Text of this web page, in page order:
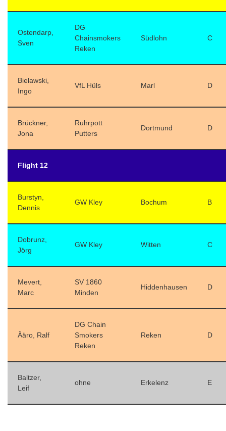
Ostendarp,
Sven
DG
Chainsmokers
Reken
Südlohn C
Bielawski,
Ingo
VfL Hüls Marl D
Brückner,
Jona
Ruhrpott
Putters
Dortmund D
Flight 12
Burstyn,
Dennis
GW Kley Bochum B
Dobrunz,
Jörg
GW Kley Witten C
Mevert,
Marc
SV 1860
Minden
Hiddenhausen D
Ääro, Ralf
DG Chain
Smokers
Reken
Reken D
Baltzer,
Leif
ohne Erkelenz E